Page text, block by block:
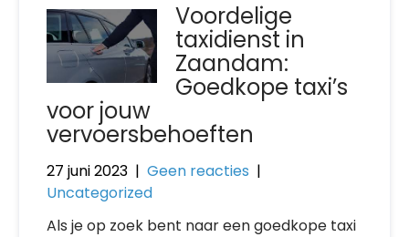
Voordelige
taxidienst in
Zaandam:
Goedkope taxi’s
voor jouw
vervoersbehoeften
27 juni 2023 | Geen reacties |
Uncategorized
Als je op zoek bent naar een goedkope taxi